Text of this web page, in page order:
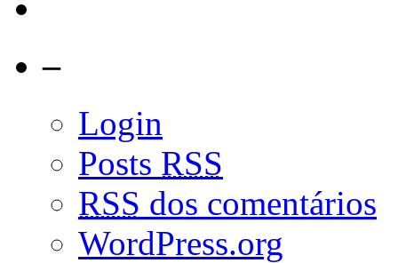
–
Login
Posts RSS
RSS dos comentários
WordPress.org